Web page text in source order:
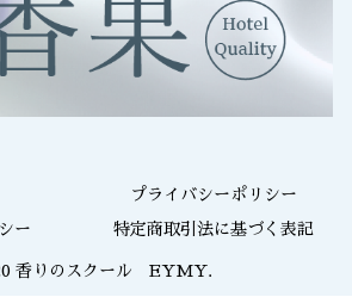
プライバシーポリシー
ー 特定商取引法に基づく表記
香りのスクール EYMY.